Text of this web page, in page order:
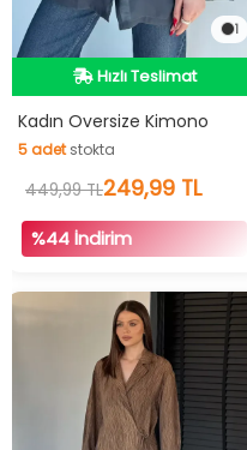
1
İndirimli Ürün
Hızlı Teslimat
İndirimli Ürün
Kadın Oversize Kimono
5adetstokta
adetstokta
449,99 TL249,99 TL
%44 İndirim